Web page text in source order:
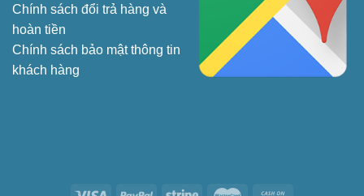
Chính sách đổi trả hàng và
hoàn tiền
Chính sách bảo mật thông tin
khách hàng